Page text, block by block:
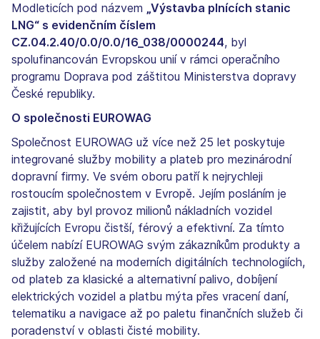
Modleticích pod názvem „Výstavba plnících stanic
LNG“ s evidenčním číslem
CZ.04.2.40/0.0/0.0/16_038/0000244, byl
spolufinancován Evropskou unií v rámci operačního
programu Doprava pod záštitou Ministerstva dopravy
České republiky.
O společnosti EUROWAG
Společnost EUROWAG už více než 25 let poskytuje
integrované služby mobility a plateb pro mezinárodní
dopravní firmy. Ve svém oboru patří k nejrychleji
rostoucím společnostem v Evropě. Jejím posláním je
zajistit, aby byl provoz milionů nákladních vozidel
křižujících Evropu čistší, férový a efektivní. Za tímto
účelem nabízí EUROWAG svým zákazníkům produkty a
služby založené na moderních digitálních technologiích,
od plateb za klasické a alternativní palivo, dobíjení
elektrických vozidel a platbu mýta přes vracení daní,
telematiku a navigace až po paletu finančních služeb či
poradenství v oblasti čisté mobility.